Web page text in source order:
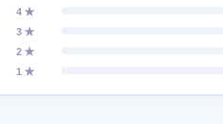
4 ★
3 ★
2 ★
1 ★